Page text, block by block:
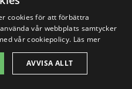
cookies för att förbättra
vår webbplats samtycker
vår cookiepolicy. Läs mer
AVVISA ALLT